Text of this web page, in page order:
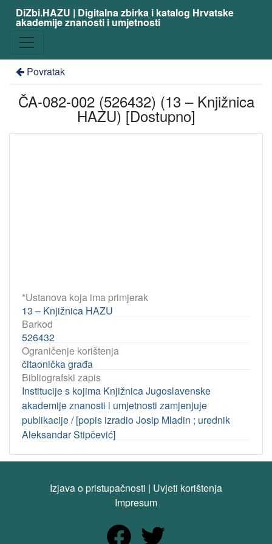
DiZbi.HAZU | Digitalna zbirka i katalog Hrvatske
akademije znanosti i umjetnosti
Povratak
ČA-082-002 (526432) (13 – Knjižnica
HAZU) [Dostupno]
*Ustanova koja ima primjerak
13 – Knjižnica HAZU
Barkod
526432
Ograničenje korištenja
čitaonička građa
Bibliografski zapis
Institucije s kojima Knjižnica Jugoslavenske
akademije znanosti i umjetnosti zamjenjuje
publikacije / [popis izradio Josip Mladin ; urednik
Aleksandar Stipčević]
Izjava o pristupačnosti | Uvjeti korištenja
Impresum